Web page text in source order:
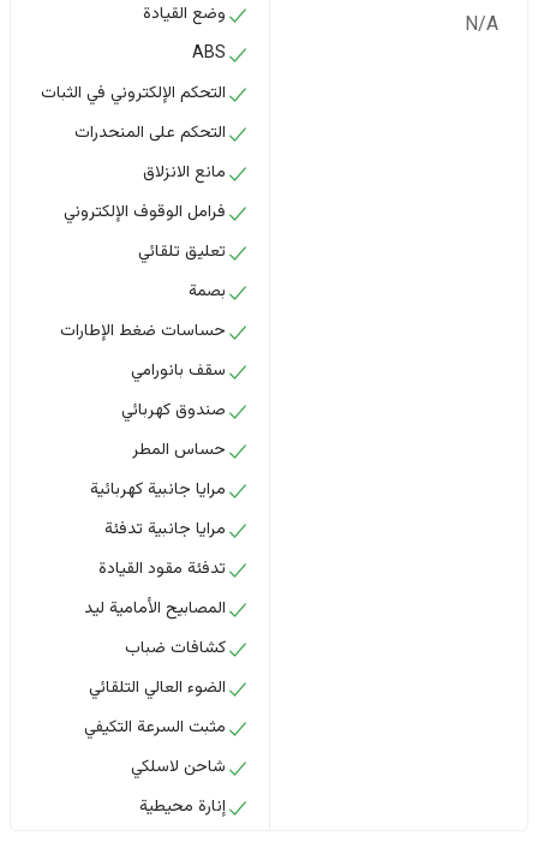
N/A
وضع القيادة
ABS
التحكم الإلكتروني في الثبات
التحكم على المنحدرات
مانع الانزلاق
فرامل الوقوف الإلكتروني
تعليق تلقائي
بصمة
حساسات ضغط الإطارات
سقف بانورامي
صندوق كهربائي
حساس المطر
مرايا جانبية كهربائية
مرايا جانبية تدفئة
تدفئة مقود القيادة
المصابيح الأمامية ليد
كشافات ضباب
الضوء العالي التلقائي
مثبت السرعة التكيفي
شاحن لاسلكي
إنارة محيطية